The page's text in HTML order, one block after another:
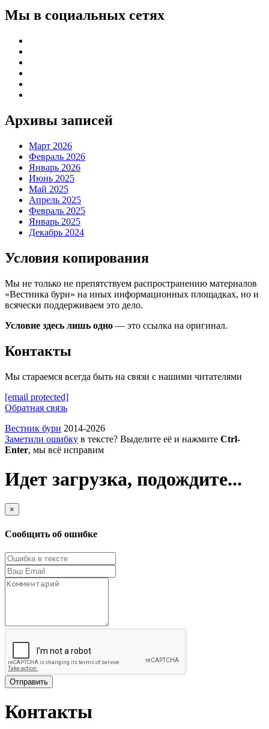
Мы в социальных сетях
Архивы записей
Март 2026
Февраль 2026
Январь 2026
Июнь 2025
Май 2025
Апрель 2025
Февраль 2025
Январь 2025
Декабрь 2024
Условия копирования
Мы не только не препятствуем распространению материалов
«Вестника бури» на иных информационных площадках, но и
всячески поддерживаем это дело.
Условие здесь лишь одно — это ссылка на оригинал.
Контакты
Мы стараемся всегда быть на связи с нашими читателями
[email protected]
Обратная связь
Вестник бури 2014-2026
Заметили ошибку в тексте? Выделите её и нажмите Ctrl-
Enter, мы всё исправим
Идет загрузка, подождите...
×
Сообщить об ошибке
Отправить
Контакты